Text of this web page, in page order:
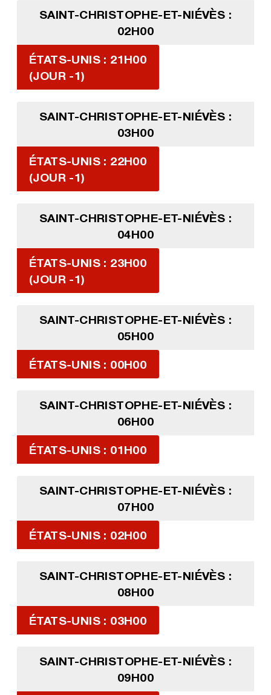
SAINT-CHRISTOPHE-ET-NIÉVÈS :
02H00
ÉTATS-UNIS : 21H00
(JOUR -1)
SAINT-CHRISTOPHE-ET-NIÉVÈS :
03H00
ÉTATS-UNIS : 22H00
(JOUR -1)
SAINT-CHRISTOPHE-ET-NIÉVÈS :
04H00
ÉTATS-UNIS : 23H00
(JOUR -1)
SAINT-CHRISTOPHE-ET-NIÉVÈS :
05H00
ÉTATS-UNIS : 00H00
SAINT-CHRISTOPHE-ET-NIÉVÈS :
06H00
ÉTATS-UNIS : 01H00
SAINT-CHRISTOPHE-ET-NIÉVÈS :
07H00
ÉTATS-UNIS : 02H00
SAINT-CHRISTOPHE-ET-NIÉVÈS :
08H00
ÉTATS-UNIS : 03H00
SAINT-CHRISTOPHE-ET-NIÉVÈS :
09H00